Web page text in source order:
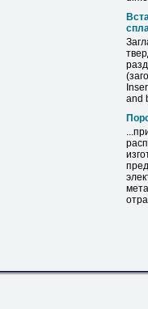
and